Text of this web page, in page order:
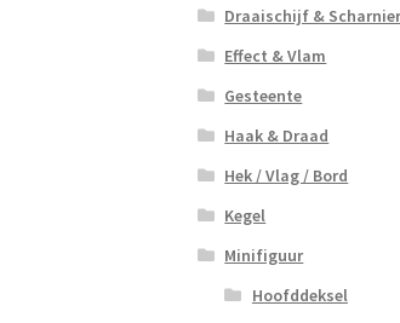
Draaischijf &
Effect & Vlam
Gesteente
Haak & Draad
Hek / Vlag / Bord
Kegel
Minifiguur
Hoofddeksel